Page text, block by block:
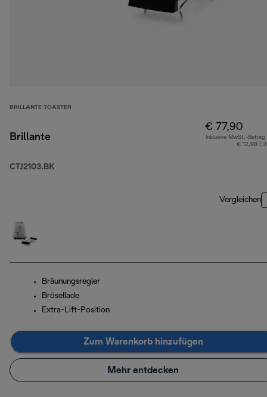
BRILLANTE TOASTER
Brillante
CTJ2103.BK
€ 77,90
Inklusive MwSt.-Betrag
€ 12,98 (
Vergleichen
Bräunungsregler
Brösellade
Extra-Lift-Position
Zum Warenkorb hinzufügen
Mehr entdecken